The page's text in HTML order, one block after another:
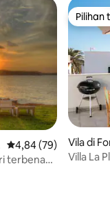
Nilai rata-rata 4,84
4,84 (79)
terbenam
Pilihan
Pilihan
Vila di
Villa La